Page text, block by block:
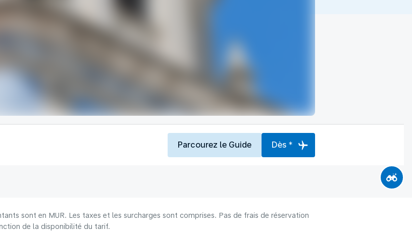
Parcourez le Guide Dès *
sont en MUR. Les taxes et les surcharges sont comprises. Pas de frais de réservation
de la disponibilité du tarif.